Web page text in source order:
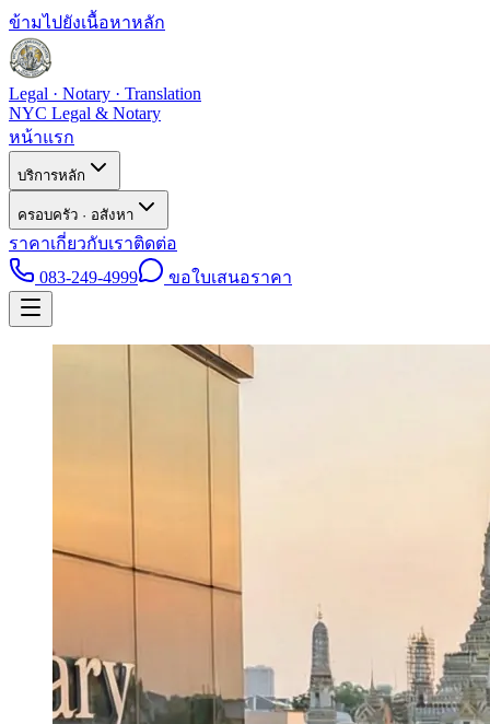
ข้ามไปยังเนื้อหาหลัก
Legal · Notary · Translation
NYC Legal & Notary
หน้าแรก
บริการหลัก
ครอบครัว · อสังหา
ราคาเกี่ยวกับเราติดต่อ
083-249-4999
ขอใบเสนอราคา